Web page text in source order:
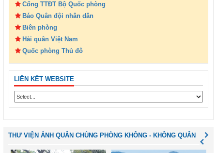
Cổng TTĐT Bộ Quốc phòng
Báo Quân đội nhân dân
Biên phòng
Hải quân Việt Nam
Quốc phòng Thủ đô
LIÊN KẾT WEBSITE
THƯ VIỆN ẢNH QUÂN CHỦNG PHÒNG KHÔNG - KHÔNG QUÂN